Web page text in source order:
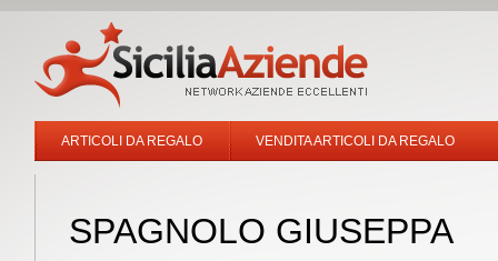
ARTICOLI DA REGALO VENDITA ARTICOLI DA REGALO
SPAGNOLO GIUSEPPA